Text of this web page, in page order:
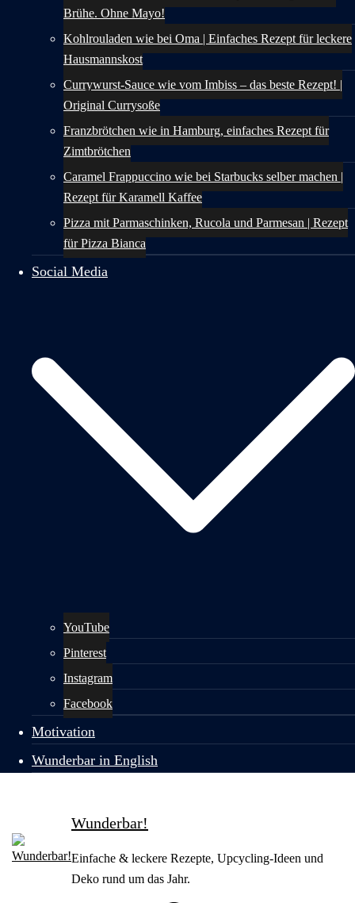
Brühe. Ohne Mayo!
Kohlrouladen wie bei Oma | Einfaches Rezept für leckere
Hausmannskost
Currywurst-Sauce wie vom Imbiss – das beste Rezept! |
Original Currysoße
Franzbrötchen wie in Hamburg, einfaches Rezept für
Zimtbrötchen
Caramel Frappuccino wie bei Starbucks selber machen |
Rezept für Karamell Kaffee
Pizza mit Parmaschinken, Rucola und Parmesan | Rezept
für Pizza Bianca
Social Media
YouTube
Pinterest
Instagram
Facebook
Motivation
Wunderbar in English
Wunderbar!
Einfache & leckere Rezepte, Upcycling-Ideen und
Deko rund um das Jahr.